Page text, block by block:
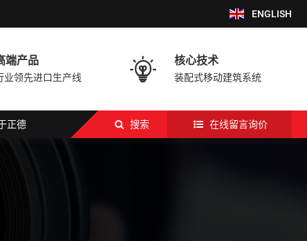
ENGLISH
端产品
业领先进口生产线  核心技术
装配式移动建筑系统
在线留言询价
搜索
正德